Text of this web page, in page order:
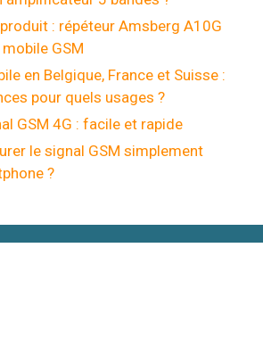
: répéteur Amsberg A10G
GSM
en Belgique, France et Suisse :
pour quels usages ?
GSM 4G : facile et rapide
le signal GSM simplement
?